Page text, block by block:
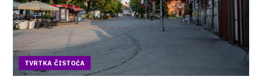
TVRTKA ČISTOĆA